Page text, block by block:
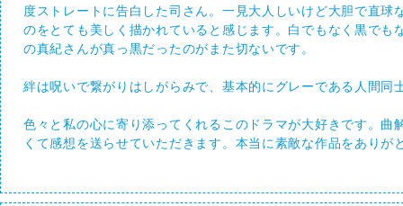
度ストレートに告白した司さん。一見大人しいけど大胆で直
のをとても美しく描かれていると感じます。白でもなく黒で
の真紀さんが真っ黒だったのがまた切ないです。
絆は呪いで繋がりはしがらみで、基本的にグレーである人間同
色々と私の心に寄り添ってくれるこのドラマが大好きです。
くて感想を送らせていただきます。本当に素敵な作品をありが